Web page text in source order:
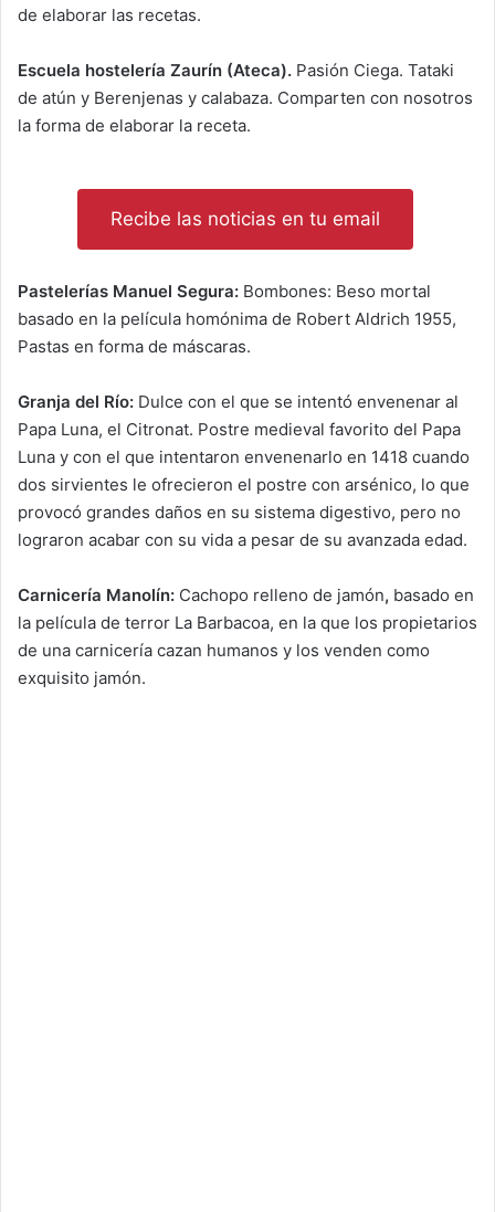
de elaborar las recetas.
Escuela hostelería Zaurín (Ateca). Pasión Ciega. Tataki
de atún y Berenjenas y calabaza. Comparten con nosotros
la forma de elaborar la receta.
Recibe las noticias en tu email
Pastelerías Manuel Segura: Bombones: Beso mortal
basado en la película homónima de Robert Aldrich 1955,
Pastas en forma de máscaras.
Granja del Río: Dulce con el que se intentó envenenar al
Papa Luna, el Citronat. Postre medieval favorito del Papa
Luna y con el que intentaron envenenarlo en 1418 cuando
dos sirvientes le ofrecieron el postre con arsénico, lo que
provocó grandes daños en su sistema digestivo, pero no
lograron acabar con su vida a pesar de su avanzada edad.
Carnicería Manolín: Cachopo relleno de jamón, basado en
la película de terror La Barbacoa, en la que los propietarios
de una carnicería cazan humanos y los venden como
exquisito jamón.